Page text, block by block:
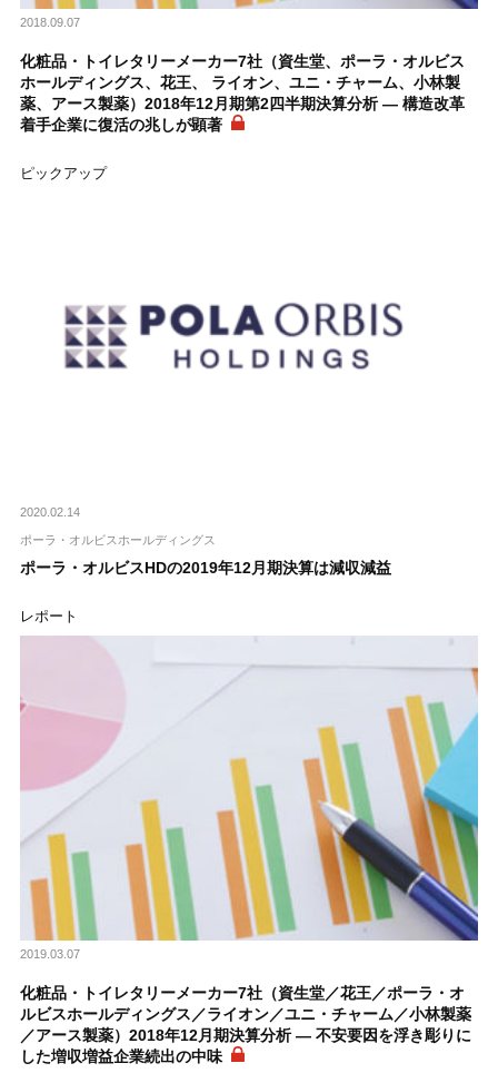
2018.09.07
化粧品・トイレタリーメーカー7社（資生堂、ポーラ・オルビス
ホールディングス、花王、 ライオン、ユニ・チャーム、小林製
薬、アース製薬）2018年12月期第2四半期決算分析 ― 構造改革
着手企業に復活の兆しが顕著
ピックアップ
2020.02.14
ポーラ・オルビスホールディングス
ポーラ・オルビスHDの2019年12月期決算は減収減益
レポート
2019.03.07
化粧品・トイレタリーメーカー7社（資生堂／花王／ポーラ・オ
ルビスホールディングス／ライオン／ユニ・チャーム／小林製薬
／アース製薬）2018年12月期決算分析 ― 不安要因を浮き彫りに
した増収増益企業続出の中味